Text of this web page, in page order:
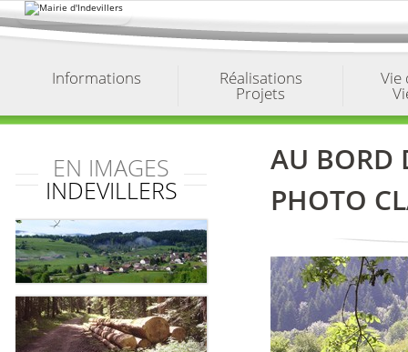
au
contenu.
Informations Réalisations
Projets
Vie
EN IMAGES
INDEVILLERS
AU BORD
PHOTO